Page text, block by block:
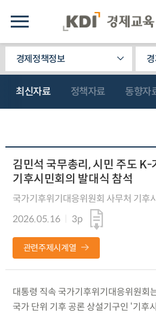
경제정책정보
최신자료 정책자료 동향자
김민석 국무총리, 시민 주도 K-
기후시민회의 발대식 참석
국가기후위기대응위원회 사무처 기후
2026.05.16
3p
관련주제시계열
대통령 직속 국가기후위기대응위원회
국가 단위 기후 공론 상설기구인 ‘기후